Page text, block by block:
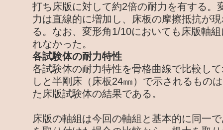
打ち床版に対して約2倍の耐力を有する。
力は直線的に増加し、床板の摩擦抵抗が
る。なお、変形角1/10においても床版軸
れなかった。
各試験体の耐力特性
各試験体の耐力特性を骨格曲線で比較し
しと半剛床（床板24㎜）で示されるもの
た床版試験体の結果である。
床版の軸組は今回の軸組と基本的に同一